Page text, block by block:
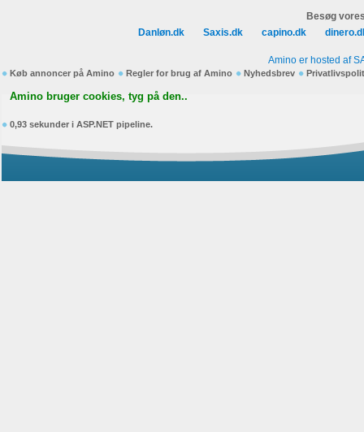
Besøg
Danløn.dk
Saxis.dk capino.dk
Amino er hosted af
Køb annoncer på Amino Regler for brug af Amino Nyhedsbrev
Amino bruger cookies, tyg på den..
0,93 sekunder i ASP.NET pipeline.